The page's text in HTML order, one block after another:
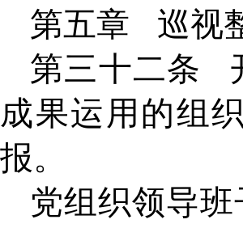
第五章
巡视
第三十二条
成果运用的组
报。
党组织领导